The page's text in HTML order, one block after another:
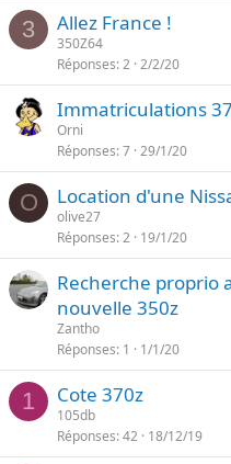
3 Allez France !
350Z64
Réponses 2 2/2/20
Immatriculations
Orni
Réponses 7 29/1/20
O Location d'une
olive27
Réponses 2 19/1/20
Recherche proprio
nouvelle 350z
Zantho
Réponses 1 1/1/20
1 Cote 370z
105db
Réponses 42 18/12/19